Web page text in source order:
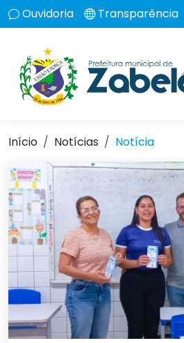
Ouvidoria Transparência
Início Notícias Notícia